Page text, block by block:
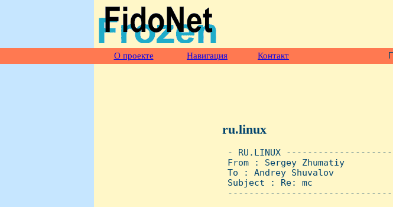
О проекте Навигация Контакт
ru.linux
- RU.LINUX
From : Sergey Zhumatiy
To : Andrey Shuvalov
Subject : Re: mc